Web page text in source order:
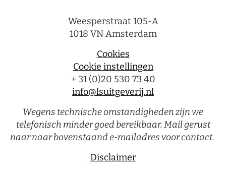
Weesperstraat 105-A
1018 VN Amsterdam
Cookies
Cookie instellingen
+ 31 (0)20 530 73 40
info@lsuitgeverij.nl
Wegens technische omstandigheden zijn we
telefonisch minder goed bereikbaar. Mail gerust
naar naar bovenstaand e-mailadres voor contact.
Disclaimer